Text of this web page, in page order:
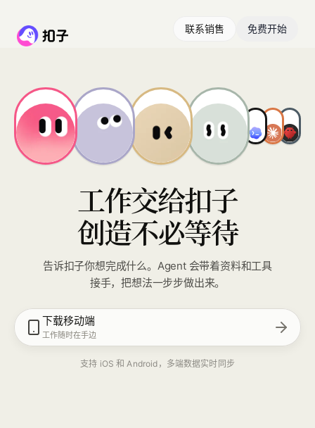
联系销售 免费开始
工作交给扣子
创造不必等待
告诉扣子你想完成什么。Agent 会带着资料和工具
接手，把想法一步步做出来。
下载移动端
工作随时在手边
支持 iOS 和 Android，多端数据实时同步